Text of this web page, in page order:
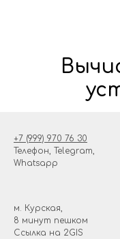
+7 (999) 970 76 30
Телефон, Telegram,
Whatsapp
м. Курская,
8 минут пешком
Ссылка на 2GIS